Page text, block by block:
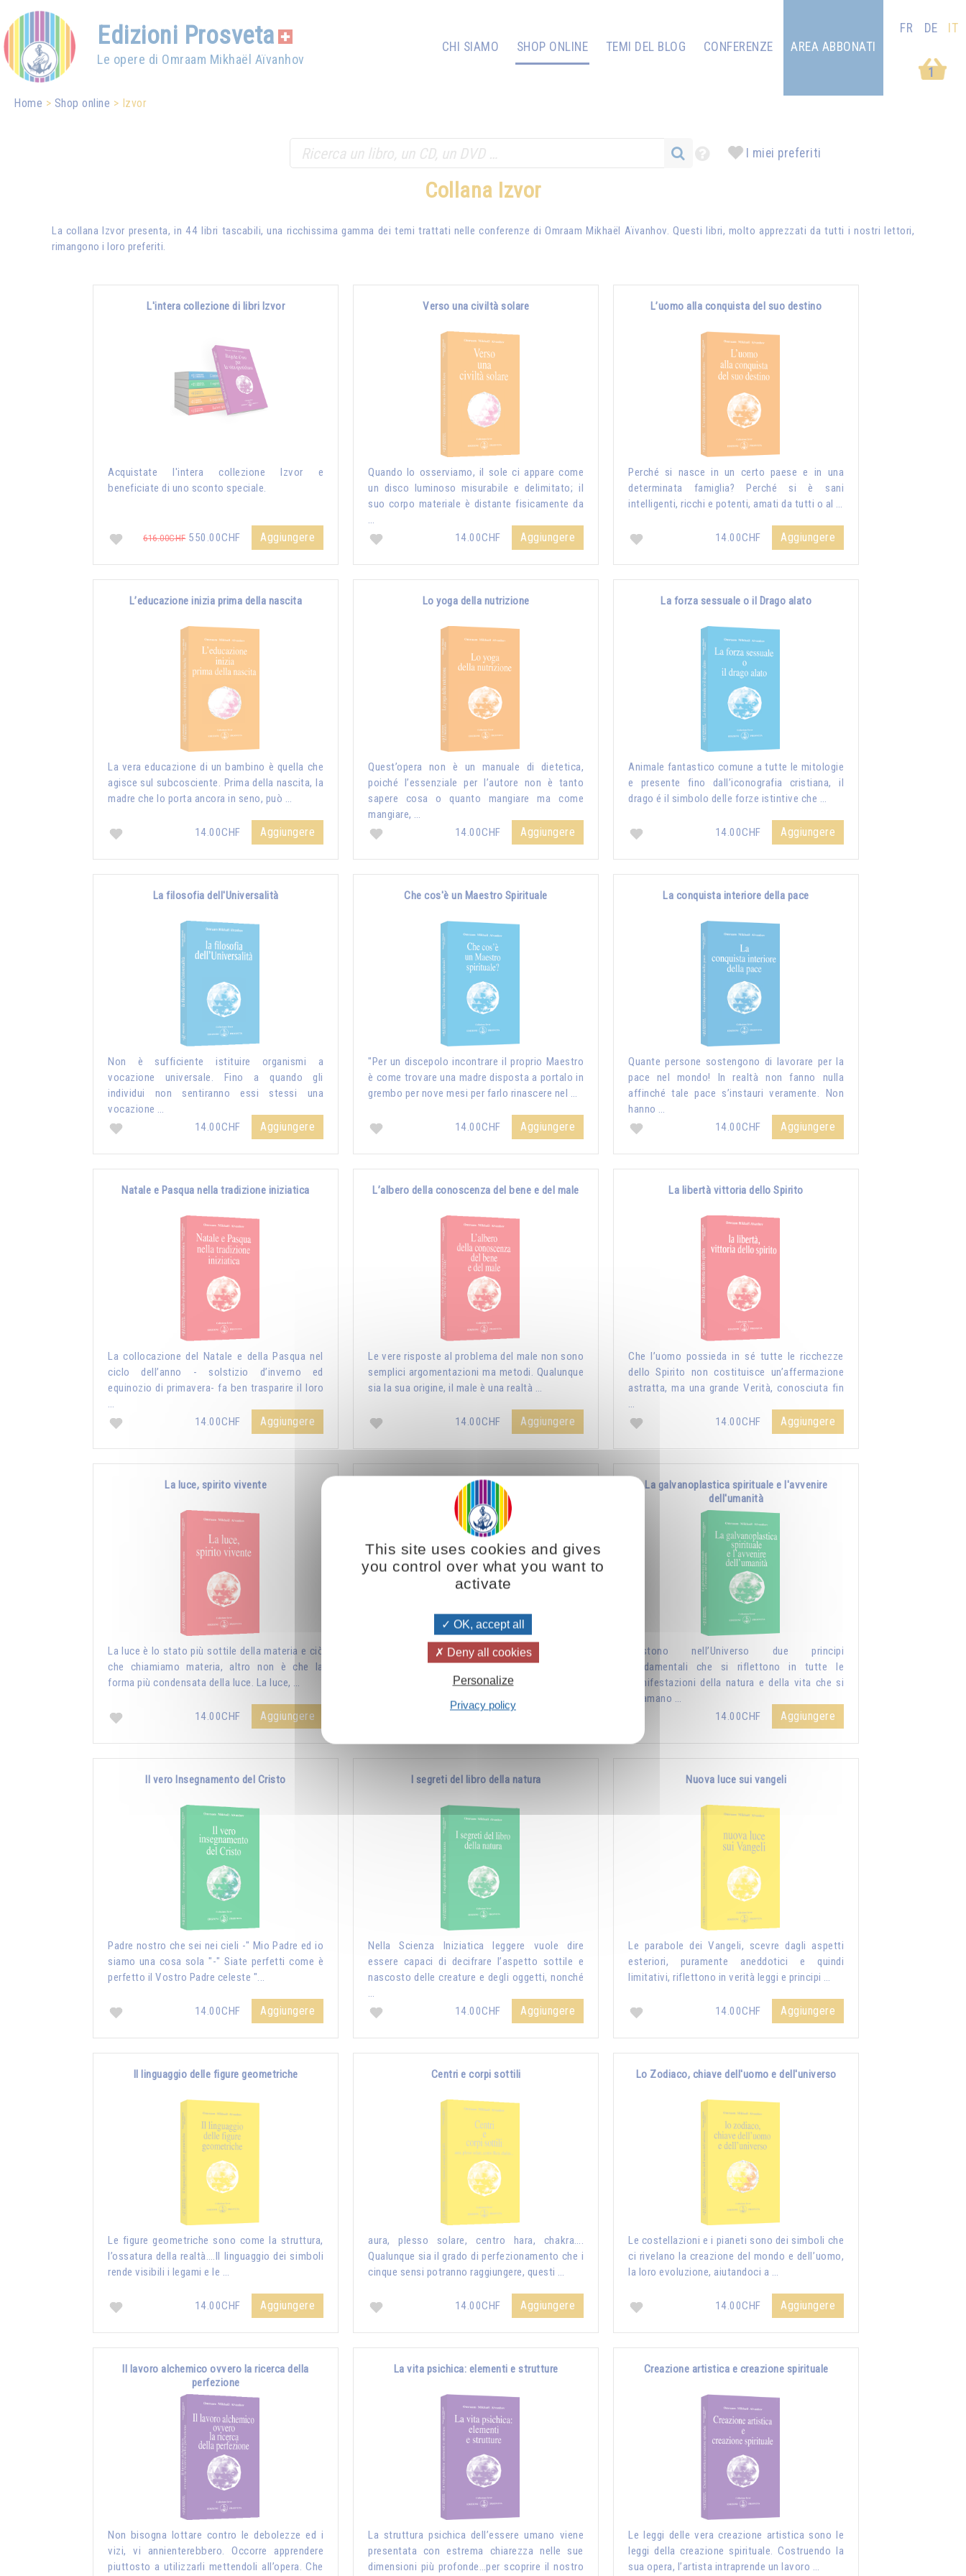
Edizioni Prosveta
Le opere di Omraam Mikhaël Aïvanhov
CHI SIAMO SHOP ONLINE TEMI DEL BLOG
CONFERENZE
1
AREA ABBONATI
FR DE IT
Home Shop online Izvor
I miei preferiti
Collana Izvor
La collana Izvor presenta, in 44 libri tascabili, una ricchissima gamma dei temi trattati nelle conferenze diOmraam Mikhaël Aïvanhov. Questi libri, molto apprezzati da tutti i nostri lettori,
rimangono i loro preferiti.
L'intera collezione di libri Izvor
Acquistate l'intera collezione Izvor e
beneficiate di uno sconto speciale.
616.00CHF550.00CHF Aggiungere
Verso una civiltà solare
Quando lo osserviamo, il sole ci appare come
un disco luminoso misurabile e delimitato; il
suo corpo materiale è distante fisicamente da
…
14.00CHF
Aggiungere
L’uomo alla conquista del suo destino
Perché si nasce in un certo paese e in una
determinata famiglia? Perché si è sani
intelligenti, ricchi e potenti, amati da tutti o al …
14.00CHF Aggiungere
L’educazione inizia prima della nascita
La vera educazione di un bambino è quella che
agisce sul subcosciente. Prima della nascita, la
madre che lo porta ancora in seno, può …
14.00CHF Aggiungere
Lo yoga della nutrizione
Quest’opera non è un manuale di dietetica,
poiché l’essenziale per l’autore non è tanto
sapere cosa o quanto mangiare ma come
mangiare, …
14.00CHF
Aggiungere
La forza sessuale o il Drago alato
Animale fantastico comune a tutte le mitologie
e presente fino dall’iconografia cristiana, il
drago é il simbolo delle forze istintive che …
14.00CHF Aggiungere
La filosofia dell'Universalità
Non è sufficiente istituire organismi a
vocazione universale. Fino a quando gli
individui non sentiranno essi stessi una
vocazione …
14.00CHF
Aggiungere
Che cos'è un Maestro Spirituale
"Per un discepolo incontrare il proprio Maestro
è come trovare una madre disposta a portalo in
grembo per nove mesi per farlo rinascere nel …
14.00CHF Aggiungere
La conquista interiore della pace
Quante persone sostengono di lavorare per la
pace nel mondo! In realtà non fanno nulla
affinché tale pace s’instauri veramente. Non
hanno …
14.00CHF
Aggiungere
Natale e Pasqua nella tradizione iniziatica
La collocazione del Natale e della Pasqua nel
ciclo dell’anno - solstizio d’inverno ed
equinozio di primavera- fa ben trasparire il loro
…
14.00CHF
Aggiungere
L’albero della conoscenza del bene e del male
Le vere risposte al problema del male non sono
semplici argomentazioni ma metodi. Qualunque
sia la sua origine, il male è una realtà …
14.00CHF Aggiungere
La libertà vittoria dello Spirito
Che l’uomo possieda in sé tutte le ricchezze
dello Spirito non costituisce un’affermazione
astratta, ma una grande Verità, conosciuta fin
…
14.00CHF
Aggiungere
La luce, spirito vivente
La luce è lo stato più sottile della materia e ciò
che chiamiamo materia, altro non è che la
forma più condensata della luce. La luce, …
14.00CHF Aggiungere
Natura umana e natura divina
L’uomo è quell’essere che l’evoluzione ha
posto al limite fra il mondo animale e quello
divino. La sua natura è quindi duplice ed è …
La galvanoplastica spirituale e l'avvenire
dell'umanità
Esistono nell’Universo due principi
fondamentali che si riflettono in tutte le
manifestazioni della natura e della vita che si
chiamano …
14.00CHF
Aggiungere
Il vero Insegnamento del Cristo
Padre nostro che sei nei cieli -" Mio Padre ed io
siamo una cosa sola "-" Siate perfetti come è
perfetto il Vostro Padre celeste "...
14.00CHF Aggiungere
I segreti del libro della natura
Nella Scienza Iniziatica leggere vuole dire
essere capaci di decifrare l’aspetto sottile e
nascosto delle creature e degli oggetti, nonché
…
14.00CHF
Aggiungere
Nuova luce sui vangeli
Le parabole dei Vangeli, scevre dagli aspetti
esteriori, puramente aneddotici e quindi
limitativi, riflettono in verità leggi e principi …
14.00CHF Aggiungere
Il linguaggio delle figure geometriche
Le figure geometriche sono come la struttura,
l’ossatura della realtà….Il linguaggio dei simboli
rende visibili i legami e le …
14.00CHF Aggiungere
Centri e corpi sottili
aura, plesso solare, centro hara, chakra….
Qualunque sia il grado di perfezionamento che i
cinque sensi potranno raggiungere, questi …
14.00CHF Aggiungere
Lo Zodiaco, chiave dell'uomo e dell'universo
Le costellazioni e i pianeti sono dei simboli che
ci rivelano la creazione del mondo e dell’uomo,
la loro evoluzione, aiutandoci a …
14.00CHF Aggiungere
Il lavoro alchemico ovvero la ricerca della
perfezione
Non bisogna lottare contro le debolezze ed i
vizi, vi annienterebbero. Occorre apprendere
piuttosto a utilizzarli mettendoli all’opera. Che
La vita psichica: elementi e strutture
La struttura psichica dell’essere umano viene
presentata con estrema chiarezza nelle sue
dimensioni più profonde…per scoprire il nostro
Creazione artistica e creazione spirituale
Le leggi delle vera creazione artistica sono le
leggi della creazione spirituale. Costruendo la
sua opera, l’artista intraprende un lavoro …
This site uses cookies and gives
you control over what you want to
activate
OK, accept all
Deny all cookies
Personalize
Privacy policy